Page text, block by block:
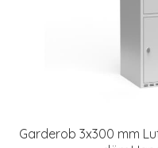
Garderob 3x300 mm